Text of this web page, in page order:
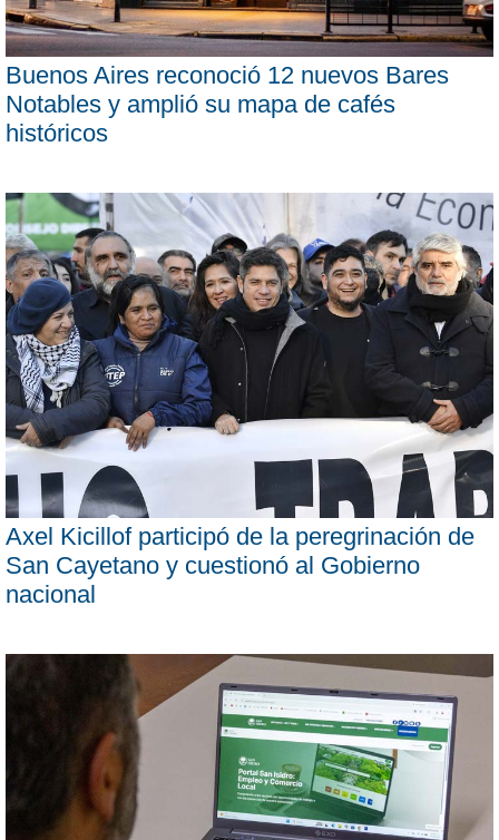
Buenos Aires reconoció 12 nuevos Bares
Notables y amplió su mapa de cafés
históricos
Axel Kicillof participó de la peregrinación de
San Cayetano y cuestionó al Gobierno
nacional